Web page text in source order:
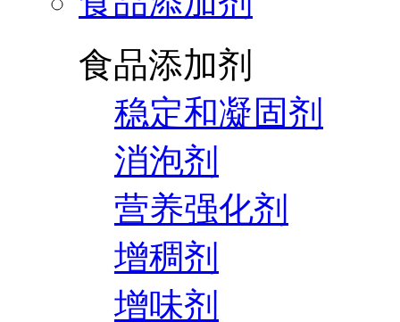
食品添加剂
稳定和凝固剂
消泡剂
营养强化剂
增稠剂
增味剂